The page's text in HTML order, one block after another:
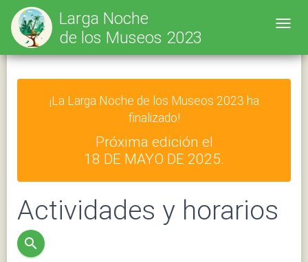
Larga Noche
de los Museos 2023
¡La Larga Noche de los Museos 2023 ha
finalizado!
Próxima edición el
18 DE MAYO DE 2025.
Actividades y horarios
search